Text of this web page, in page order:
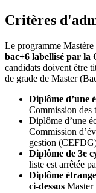
Critères
Le programme
bac+6 labellisé par la
candidats doivent être
de grade de Master
Diplôme d’une
Commission des
Diplôme d’une
Commission
gestion
Diplôme de 3e
liste est arrêtée
Diplôme
ci-dessus Master